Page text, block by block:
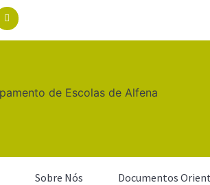
Sobre Nós Documentos